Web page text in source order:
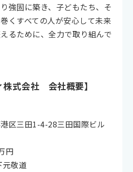
強固に築き、子どもたち、そ
くすべての人が安心して未来
るために、全力で取り組んで
株式会社 会社概要】
区三田1-4-28三田国際ビル
円
敬道